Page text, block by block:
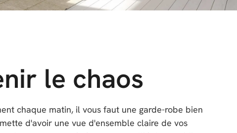
le chaos
chaque matin, il vous faut une garde-robe bien
d'avoir une vue d'ensemble claire de vos